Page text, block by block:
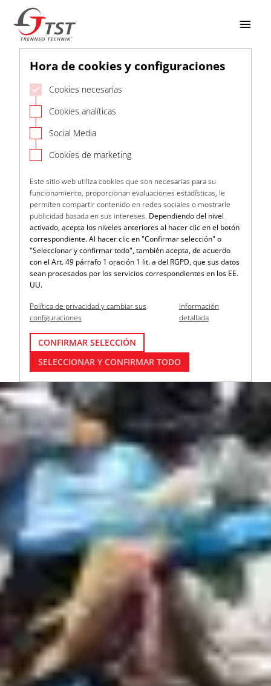

Hora de cookies y configuraciones
Cookies necesarias
Cookies analíticas
Social Media
Cookies de marketing
Este sitio web utiliza cookies que son necesarias para su
funcionamiento, proporcionan evaluaciones estadísticas, le
permiten compartir contenido en redes sociales o mostrarle
publicidad basada en sus intereses. Dependiendo del nivel
activado, acepta los niveles anteriores al hacer clic en el botón
correspondiente. Al hacer clic en "Confirmar selección" o
"Seleccionar y confirmar todo", también acepta, de acuerdo
con el Art. 49 párrafo 1 oración 1 lit. a del RGPD, que sus datos
sean procesados por los servicios correspondientes en los EE.
UU.
Política de privacidad y cambiar sus
configuraciones
Información
detallada
CONFIRMAR SELECCIÓN
SELECCIONAR Y CONFIRMAR TODO